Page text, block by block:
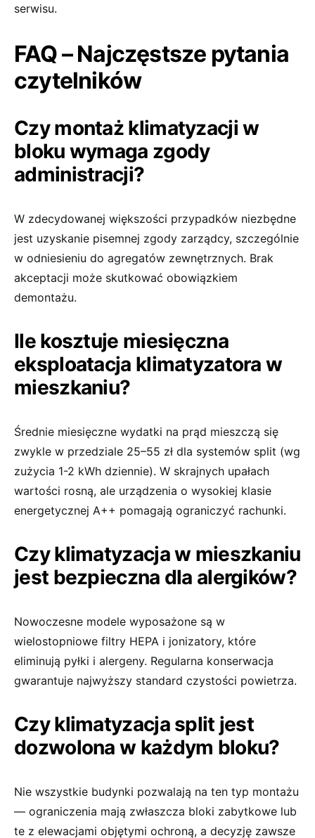
serwisu.
FAQ – Najczęstsze pytania
czytelników
Czy montaż klimatyzacji w
bloku wymaga zgody
administracji?
W zdecydowanej większości przypadków niezbędne
jest uzyskanie pisemnej zgody zarządcy, szczególnie
w odniesieniu do agregatów zewnętrznych. Brak
akceptacji może skutkować obowiązkiem
demontażu.
Ile kosztuje miesięczna
eksploatacja klimatyzatora w
mieszkaniu?
Średnie miesięczne wydatki na prąd mieszczą się
zwykle w przedziale 25–55 zł dla systemów split (wg
zużycia 1-2 kWh dziennie). W skrajnych upałach
wartości rosną, ale urządzenia o wysokiej klasie
energetycznej A++ pomagają ograniczyć rachunki.
Czy klimatyzacja w mieszkaniu
jest bezpieczna dla alergików?
Nowoczesne modele wyposażone są w
wielostopniowe filtry HEPA i jonizatory, które
eliminują pyłki i alergeny. Regularna konserwacja
gwarantuje najwyższy standard czystości powietrza.
Czy klimatyzacja split jest
dozwolona w każdym bloku?
Nie wszystkie budynki pozwalają na ten typ montażu
— ograniczenia mają zwłaszcza bloki zabytkowe lub
te z elewacjami objętymi ochroną, a decyzję zawsze